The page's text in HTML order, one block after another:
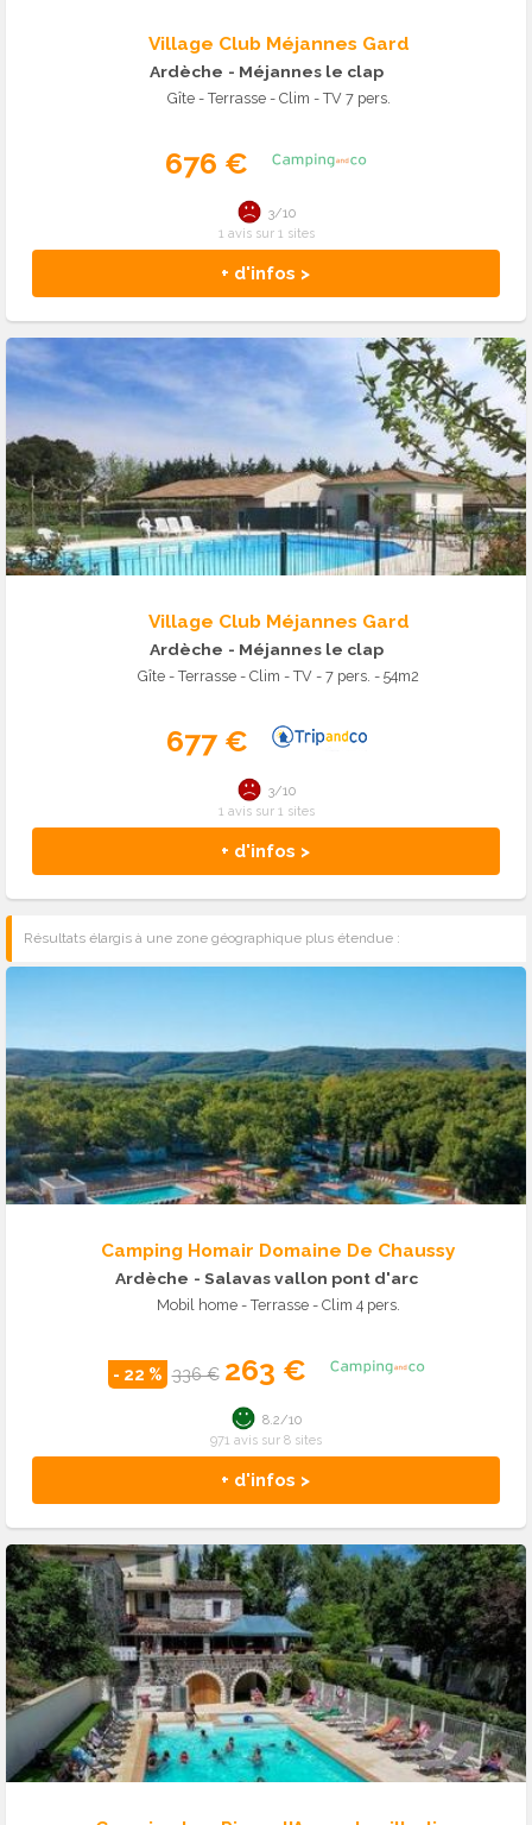
Village Club Méjannes Gard
Ardèche - Méjannes le clap
Gîte - Terrasse - Clim - TV 7 pers.
676 €
+ d'infos >
3/10
1 avis sur 1 sites
Village Club Méjannes Gard
Ardèche - Méjannes le clap
Gîte - Terrasse - Clim - TV - 7 pers. - 54m2
677 €
+ d'infos >
3/10
1 avis sur 1 sites
Résultats élargis à une zone géographique plus étendue :
Camping Homair Domaine De Chaussy
Ardèche - Salavas vallon pont d'arc
Mobil home - Terrasse - Clim 4 pers.
- 22 % 336 € 263 €
+ d'infos >
8.2/10
971 avis sur 8 sites